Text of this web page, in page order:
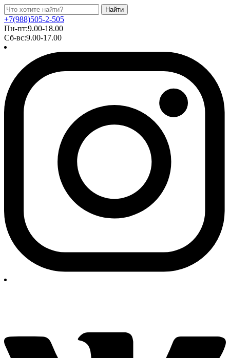
Найти
+7(988)505-2-505
Пн-пт:9.00-18.00
Сб-вс:9.00-17.00